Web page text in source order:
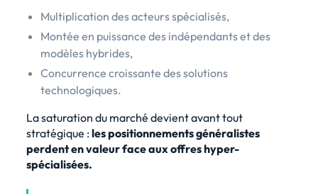
Multiplication des acteurs spécialisés,
Montée en puissance des indépendants et des
modèles hybrides,
Concurrence croissante des solutions
technologiques.
La saturation du marché devient avant tout
stratégique :les positionnements généralistes
perdent en valeur face aux offres hyper-
spécialisées.